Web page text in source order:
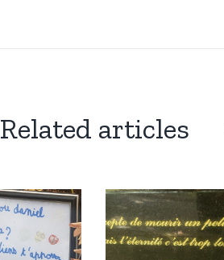
Related articles